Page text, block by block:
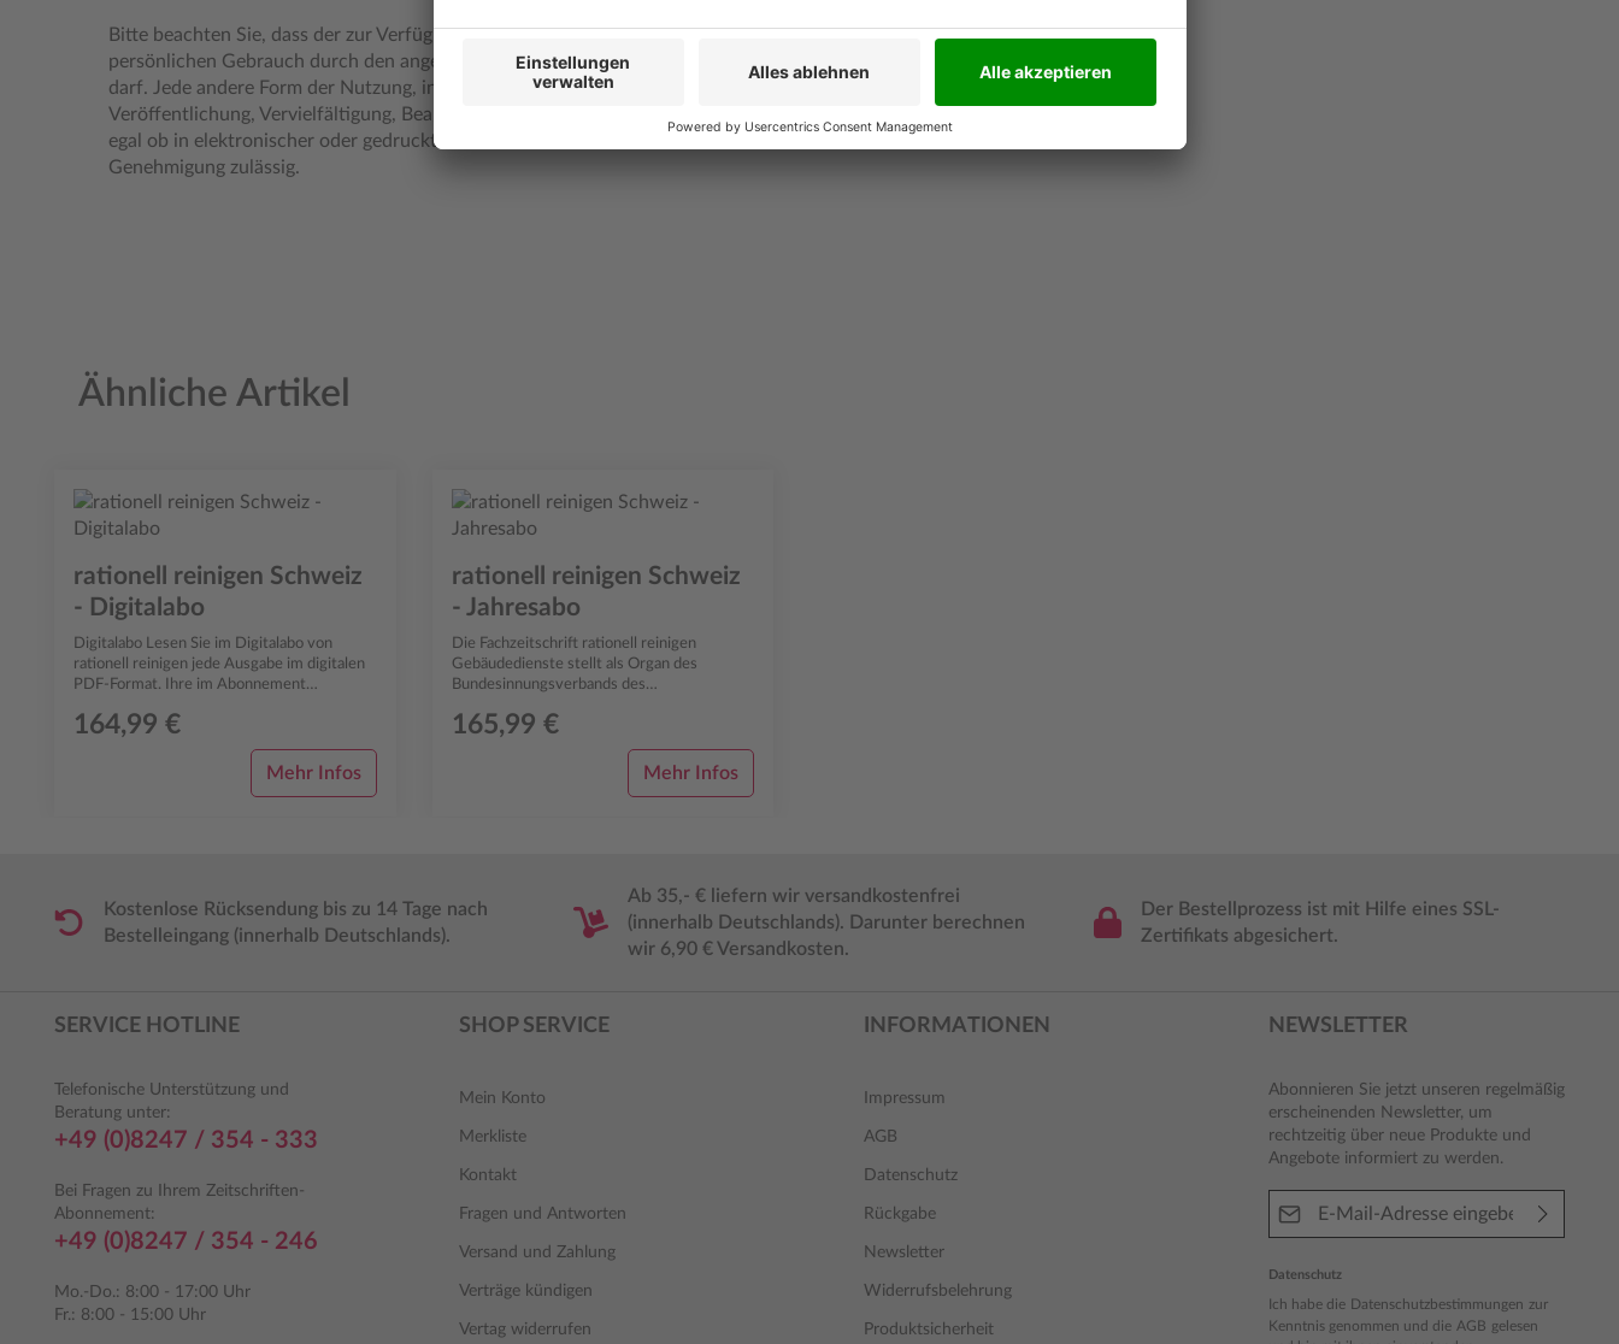
Bitte beachten Sie, dass der zur Verfügung gestellte Download nur zum
persönlichen Gebrauch durch den angemeldeten Kunden verwendet werden
darf. Jede andere Form der Nutzung, insbesondere die auch nur teilweise
Veröffentlichung, Vervielfältigung, Bearbeitung oder Weiterleitung an Dritte -
egal ob in elektronischer oder gedruckter Form – ist nur mit schriftlicher
Genehmigung zulässig.
Ähnliche Artikel
rationell reinigen Schweiz
- Digitalabo
Digitalabo Lesen Sie im Digitalabo von
rationell reinigen jede Ausgabe im digitalen
PDF-Format. Ihre im Abonnement
beque...
164,99 €
Mehr Infos
rationell reinigen Schweiz
- Jahresabo
Die Fachzeitschrift rationell reinigen
Gebäudedienste stellt als Organ des
Bundesinnungsverbands des
Gebäudedienstleister) das Me...
165,99 €
Mehr Infos
Kostenlose Rücksendung bis zu 14 Tage nach
Bestelleingang (innerhalb Deutschlands).
Ab 35,- € liefern wir versandkostenfrei
(innerhalb Deutschlands). Darunter berechnen
wir 6,90 € Versandkosten.
Der Bestellprozess ist mit Hilfe eines SSL-
Zertifikats abgesichert.
SERVICE HOTLINE
Telefonische Unterstützung und
Beratung unter:
+49 (0)8247 / 354 - 333
Bei Fragen zu Ihrem Zeitschriften-
Abonnement:
+49 (0)8247 / 354 - 246
Mo.-Do.: 8:00 - 17:00 Uhr
Fr.: 8:00 - 15:00 Uhr
SHOP SERVICE
Mein Konto
Merkliste
Kontakt
Fragen und Antworten
Versand und Zahlung
Verträge kündigen
Vertag widerrufen
INFORMATIONEN
Impressum
AGB
Datenschutz
Rückgabe
Newsletter
Widerrufsbelehrung
Produktsicherheit
NEWSLETTER
Abonnieren Sie jetzt unseren regelmäßig
erscheinenden Newsletter, um
rechtzeitig über neue Produkte und
Angebote informiert zu werden.
Datenschutz
Ich habe die Datenschutzbestimmungen zur
Kenntnis genommen und die AGB gelesen